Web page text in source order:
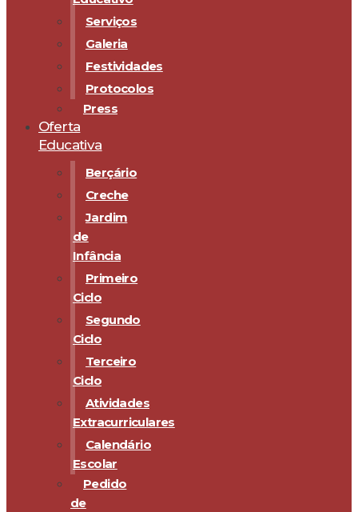
Serviços
Galeria
Festividades
Protocolos
Press
Oferta
Educativa
Berçário
Creche
Jardim
de
Infância
Primeiro
Ciclo
Segundo
Ciclo
Terceiro
Ciclo
Atividades
Extracurriculares
Calendário
Escolar
Pedido
de